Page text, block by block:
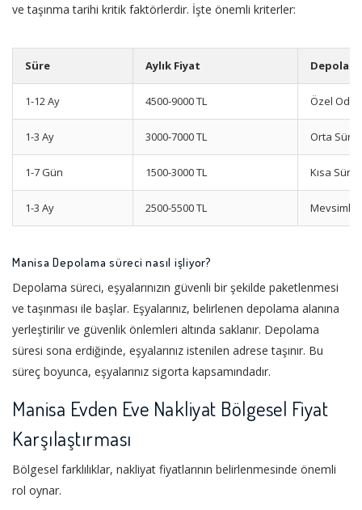
ve taşınma tarihi kritik faktörlerdir. İşte önemli kriterler:
Süre Aylık Fiyat
1-12 Ay 4500-9000 TL Özel Oda
1-3 Ay 3000-7000 TL Orta Süre
1-7 Gün 1500-3000 TL Kısa Süre
1-3 Ay 2500-5500 TL Mevsimlik
Manisa Depolama süreci nasıl işliyor?
Depolama süreci, eşyalarınızın güvenli bir şekilde paketlenmesi
ve taşınması ile başlar. Eşyalarınız, belirlenen depolama alanına
yerleştirilir ve güvenlik önlemleri altında saklanır. Depolama
süresi sona erdiğinde, eşyalarınız istenilen adrese taşınır. Bu
süreç boyunca, eşyalarınız sigorta kapsamındadır.
Manisa Evden Eve Nakliyat Bölgesel Fiyat
Karşılaştırması
Bölgesel farklılıklar, nakliyat fiyatlarının belirlenmesinde önemli
rol oynar.